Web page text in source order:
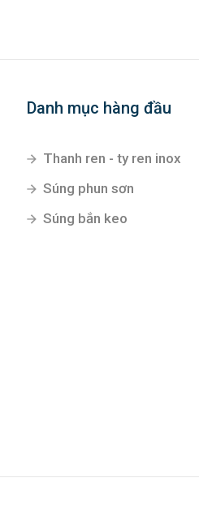
Danh mục hàng đầu
Thanh ren - ty ren inox
Súng phun sơn
Súng bắn keo